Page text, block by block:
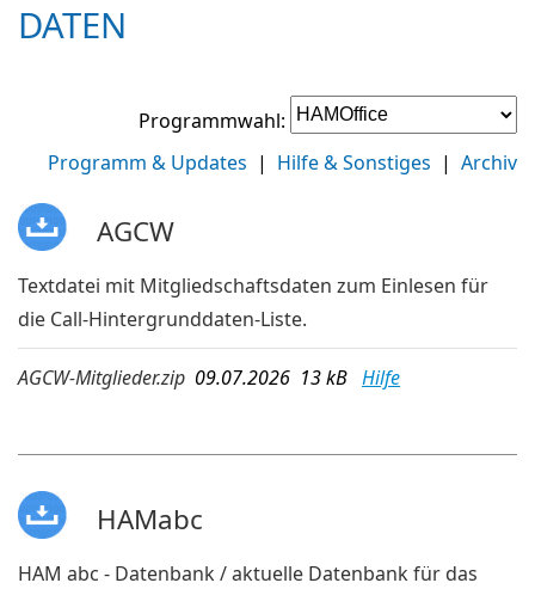
DATEN
Programmwahl:
Programm & Updates | Hilfe & Sonstiges | Archiv
AGCW
Textdatei mit Mitgliedschaftsdaten zum Einlesen für
die Call-Hintergrunddaten-Liste.
AGCW-Mitglieder.zip 09.07.2026 13 kB Hilfe
HAMabc
HAM abc - Datenbank / aktuelle Datenbank für das